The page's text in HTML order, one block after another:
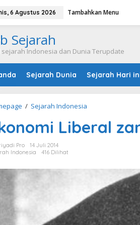
6 Agustus 2026 Tambahkan Menu
Sejarah
sejarah Indonesia dan Dunia Terupdate
Sejarah Dunia Sejarah Hari
/ Sejarah Indonesia
o
n
L
e
Liberal
Pro
14 Juli 2014
Indonesia
416 Dilihat